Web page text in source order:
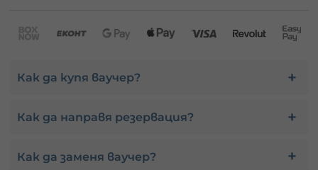
Как да купя ваучер?
Как да направя резервация?
Как да заменя ваучер?